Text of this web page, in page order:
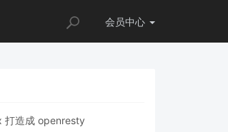
会员中心
打造成 openresty